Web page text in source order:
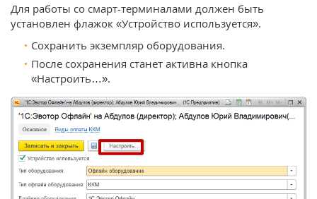
Для работы со смарт-терминалами должен быть
установлен флажок «Устройство используется».
Сохранить экземпляр оборудования.
После сохранения станет активна кнопка
«Настроить…».